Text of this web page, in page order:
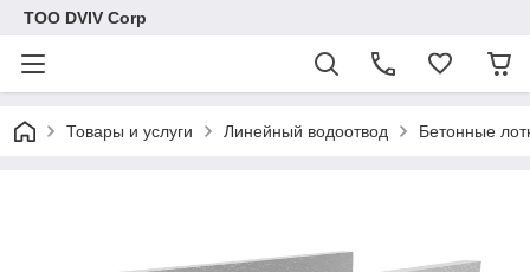
ТОО DVIV Corp
Товары и услуги Линейный водоотвод Бетонные